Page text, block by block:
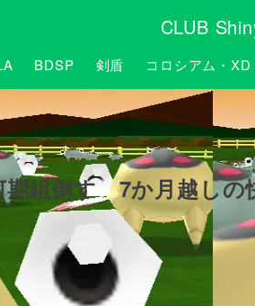
CLUB
BDSP 剣盾 コロシアム・XD
期組倒す 7か月越しの